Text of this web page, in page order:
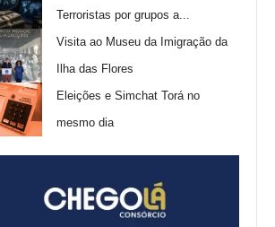
Terroristas por grupos a...
Visita ao Museu da Imigração da
Ilha das Flores
Eleições e Simchat Torá no
mesmo dia